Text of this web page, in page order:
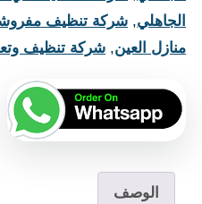
الجاهلي, شركة تنظيف
منازل العين, شركة تنظيف
الوصف